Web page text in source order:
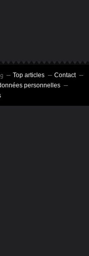
Top articles
Contact
personnelles